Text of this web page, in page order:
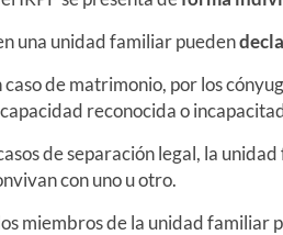
una unidad familiar pueden
de matrimonio, por los
reconocida o
de separación legal, la
con uno u otro.
miembros de la unidad familiar